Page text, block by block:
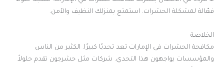
فعّالة لمشكلة الحشرات. استمتع بمنزلك النظيف والآمن.
الخلاصة
مكافحة الحشرات في الإمارات تعد تحديًا كبيرًا. الكثير من الناس
والمؤسسات يواجهون هذا التحدي. شركات مثل حشرجون تقدم حلولاً